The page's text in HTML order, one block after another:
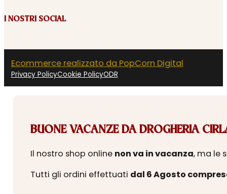
I NOSTRI SOCIAL
Ecommerce realizzato da PopCorn Digital
Privacy PolicyCookie PolicyODR
BUONE VACANZE DA DROGHERIA
Il nostro shop online non va in vacanza, ma le
Tutti gli ordini effettuati dal 6 Agosto